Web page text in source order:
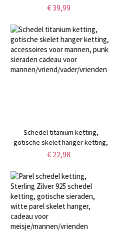
gesneden parel ketting, gotische
gotische sieraden voor
vrouwen/moeder
€ 39,99
Schedel titanium ketting,
gotische skelet hanger ketting,
accessoires voor mannen, punk
mannen/vriend/vader/vrienden
€ 22,98